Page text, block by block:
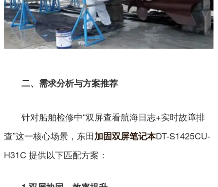
二、需求分析与方案推荐
针对船舶检修中“双屏查看航海日志+实时故障排
查”这一核心场景，东田加固双屏笔记本DT-S1425CU-
H31C 提供以下匹配方案：